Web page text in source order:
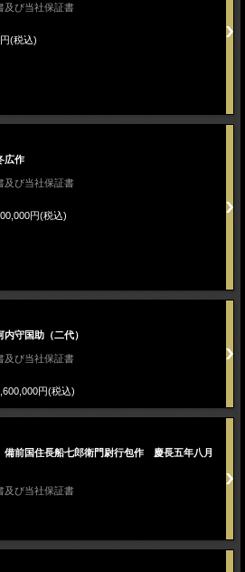
及び当社保証書
(税込)
広作
及び当社保証書
円(税込)
内守国助（二代）
及び当社保証書
円(税込)
備前国住長船七郎衛門尉行包作 慶長五年八月
及び当社保証書